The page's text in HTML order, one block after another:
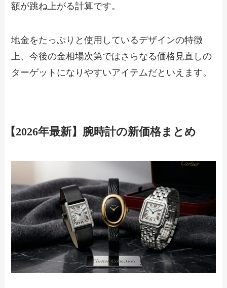
額が跳ね上がる計算です。
地金をたっぷりと使用しているデザインの特徴
上、今後の金相場次第ではさらなる価格見直しの
ターゲットになりやすいアイテムだといえます。
【2026年最新】腕時計の新価格まとめ